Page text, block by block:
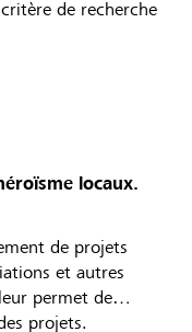
de recherche
locaux.
de projets
et autres
permet de
projets.